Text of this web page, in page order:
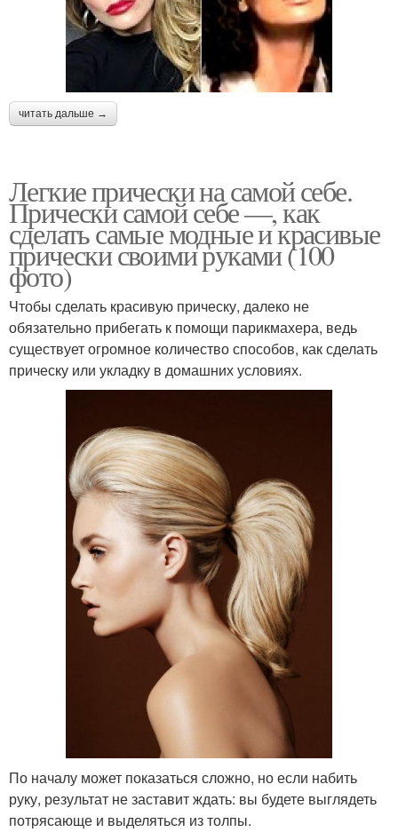
читать дальше →
Легкие прически на самой себе.
Прически самой себе —, как
сделать самые модные и красивые
прически своими руками (100
фото)
Чтобы сделать красивую прическу, далеко не
обязательно прибегать к помощи парикмахера, ведь
существует огромное количество способов, как сделать
прическу или укладку в домашних условиях.
По началу может показаться сложно, но если набить
руку, результат не заставит ждать: вы будете выглядеть
потрясающе и выделяться из толпы.